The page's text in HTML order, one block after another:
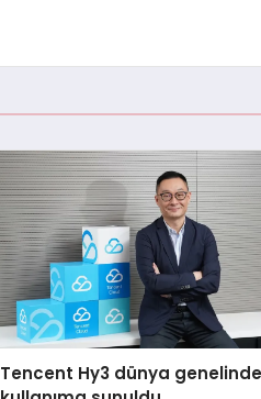
Tencent Hy3 dünya